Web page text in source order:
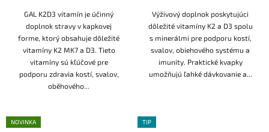
GAL K2D3 vitamín je účinný
doplnok stravy v kapkovej
forme, ktorý obsahuje dôležité
vitamíny K2 MK7 a D3. Tieto
vitamíny sú kľúčové pre
podporu zdravia kostí, svalov,
oběhového...
Výživový doplnok poskytujúci
dôležité vitamíny K2 a D3 spolu
s minerálmi pre podporu kostí,
svalov, obiehového systému a
imunity. Praktické kvapky
umožňujú ľahké dávkovanie a...
NOVINKA TIP